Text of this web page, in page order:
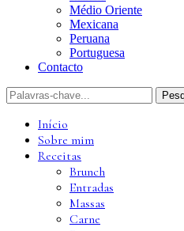
Médio Oriente
Mexicana
Peruana
Portuguesa
Contacto
Início
Sobre mim
Receitas
Brunch
Entradas
Massas
Carne